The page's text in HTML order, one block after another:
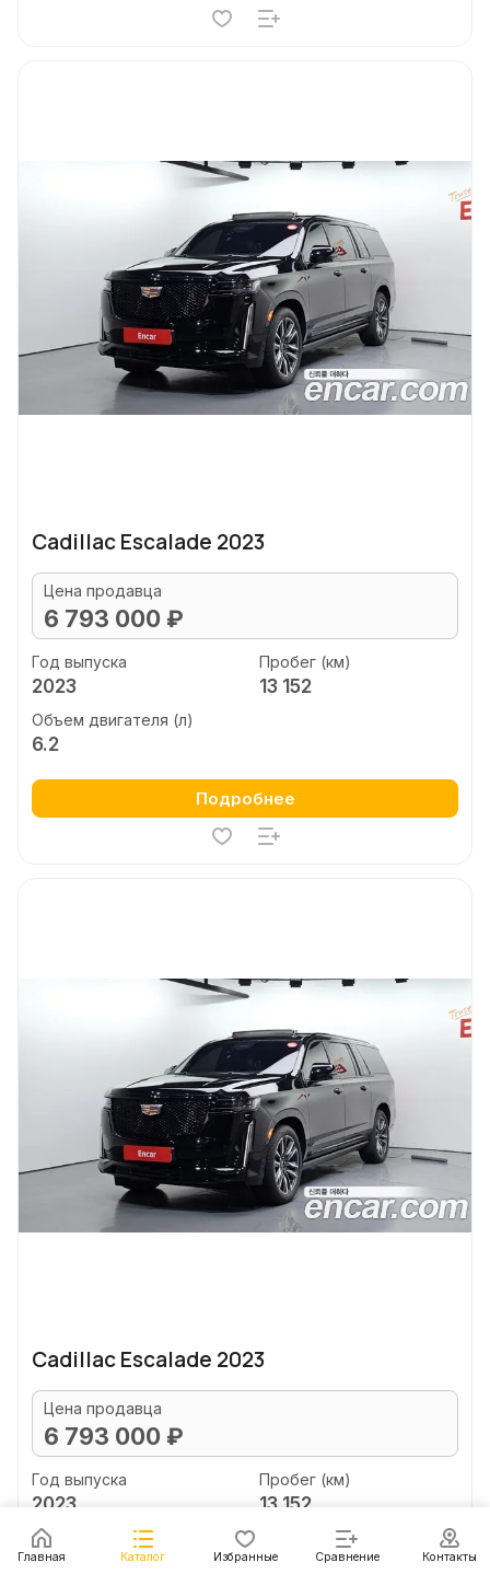
Cadillac Escalade 2023
Цена продавца
6 793 000 ₽
Год выпуска
2023
Пробег (км)
13 152
Объем двигателя (л)
6.2
Подробнее
Cadillac Escalade 2023
Цена продавца
6 793 000 ₽
Год выпуска
2023
Пробег (км)
13 152
Объем двигателя (л)
6.2
Главная Каталог Избранные Сравнение Контакты